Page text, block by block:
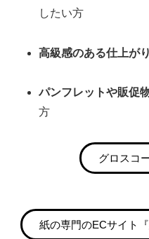
したい方
高級感のある仕上がり
パンフレットや販促
方
グロスコ
紙の専門のECサイト